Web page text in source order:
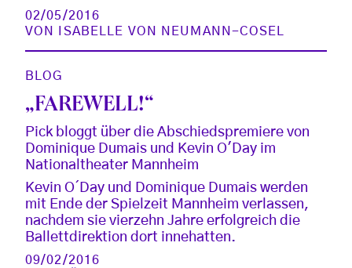
02/05/2016
VON
ISABELLE VON NEUMANN-COSEL
BLOG
„FAREWELL!“
Pick bloggt über die Abschiedspremiere von
Dominique Dumais und Kevin O'Day im
Nationaltheater Mannheim
Kevin O´Day und Dominique Dumais werden
mit Ende der Spielzeit Mannheim verlassen,
nachdem sie vierzehn Jahre erfolgreich die
Ballettdirektion dort innehatten.
09/02/2016